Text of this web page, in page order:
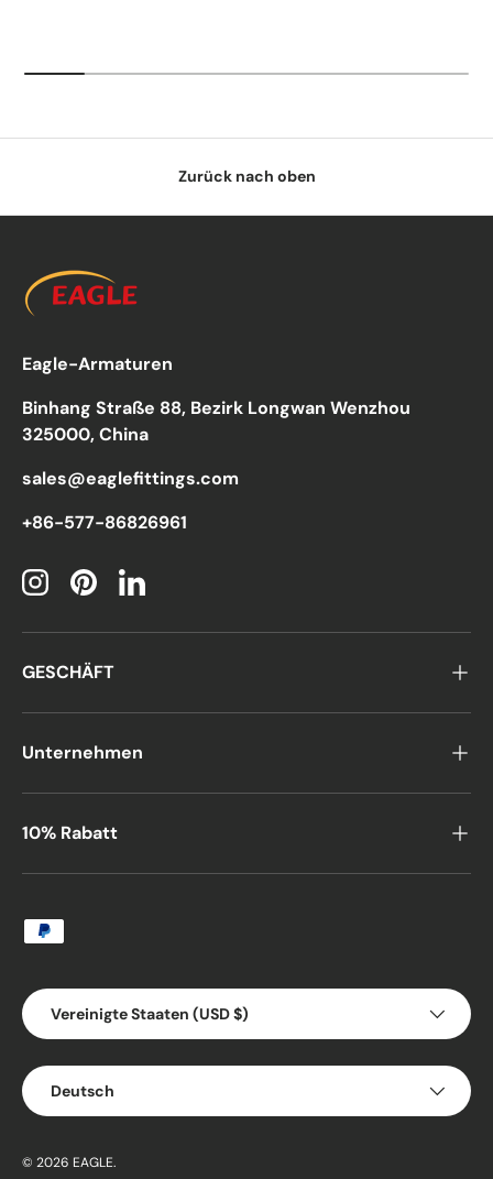
Zurück nach oben
Eagle-Armaturen
Binhang Straße 88, Bezirk Longwan Wenzhou
325000, China
sales@eaglefittings.com
+86-577-86826961
InstagramPinterestLinkedIn
GESCHÄFT
Unternehmen
10% Rabatt
Zahlungsmethoden
Land/Region
Vereinigte Staaten (USD $)
Sprache
Deutsch
© 2026 EAGLE.